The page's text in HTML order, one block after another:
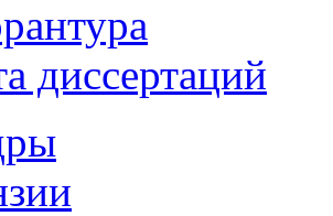
диссертаций